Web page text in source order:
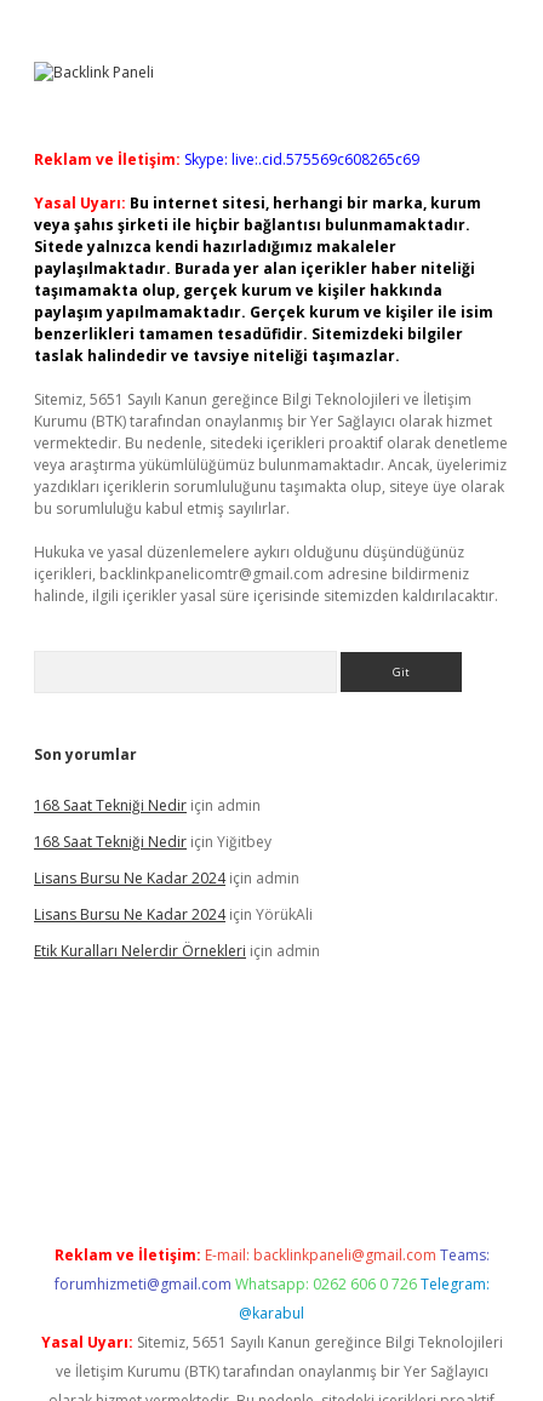
Reklam ve İletişim: Skype: live:.cid.575569c608265c69
Yasal Uyarı: Bu internet sitesi, herhangi bir marka, kurum
veya şahıs şirketi ile hiçbir bağlantısı bulunmamaktadır.
Sitede yalnızca kendi hazırladığımız makaleler
paylaşılmaktadır. Burada yer alan içerikler haber niteliği
taşımamakta olup, gerçek kurum ve kişiler hakkında
paylaşım yapılmamaktadır. Gerçek kurum ve kişiler ile isim
benzerlikleri tamamen tesadüfidir. Sitemizdeki bilgiler
taslak halindedir ve tavsiye niteliği taşımazlar.
Sitemiz, 5651 Sayılı Kanun gereğince Bilgi Teknolojileri ve İletişim
Kurumu (BTK) tarafından onaylanmış bir Yer Sağlayıcı olarak hizmet
vermektedir. Bu nedenle, sitedeki içerikleri proaktif olarak denetleme
veya araştırma yükümlülüğümüz bulunmamaktadır. Ancak, üyelerimiz
yazdıkları içeriklerin sorumluluğunu taşımakta olup, siteye üye olarak
bu sorumluluğu kabul etmiş sayılırlar.
Hukuka ve yasal düzenlemelere aykırı olduğunu düşündüğünüz
içerikleri, backlinkpanelicomtr@gmail.com adresine bildirmeniz
halinde, ilgili içerikler yasal süre içerisinde sitemizden kaldırılacaktır.
Son yorumlar
168 Saat Tekniği Nedir için admin
168 Saat Tekniği Nedir için Yiğitbey
Lisans Bursu Ne Kadar 2024için admin
Lisans Bursu Ne Kadar 2024için YörükAli
Etik Kuralları Nelerdir Örnekleri için admin
Reklam ve İletişim: E-mail: backlinkpaneli@gmail.com Teams:
forumhizmeti@gmail.com Whatsapp: 0262 606 0 726 Telegram:
@karabul
Yasal Uyarı: Sitemiz, 5651 Sayılı Kanun gereğince Bilgi Teknolojileri
ve İletişim Kurumu (BTK) tarafından onaylanmış bir Yer Sağlayıcı